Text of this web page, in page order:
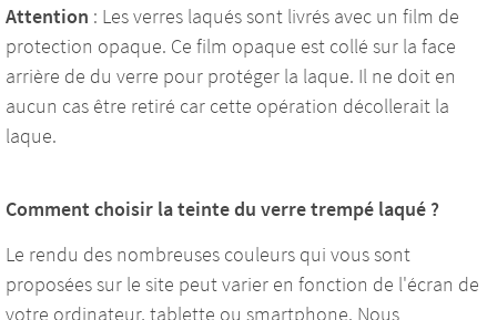
Attention : Les verres laqués sont livrés avec un film de
protection opaque. Ce film opaque est collé sur la face
arrière de du verre pour protéger la laque. Il ne doit en
aucun cas être retiré car cette opération décollerait la
laque.
Comment choisir la teinte du verre trempé laqué ?
Le rendu des nombreuses couleurs qui vous sont
proposées sur le site peut varier en fonction de l'écran de
votre ordinateur, tablette ou smartphone. Nous